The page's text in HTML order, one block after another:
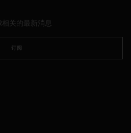
关的最新消息
订阅